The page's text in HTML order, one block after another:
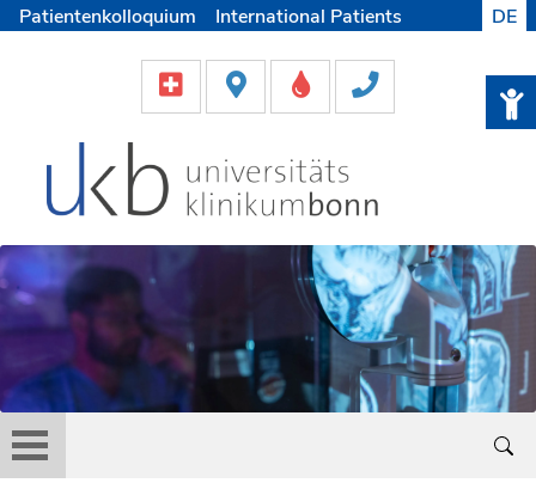
Patientenkolloquium
International Patients
Helfen & Spenden
Medien
DE